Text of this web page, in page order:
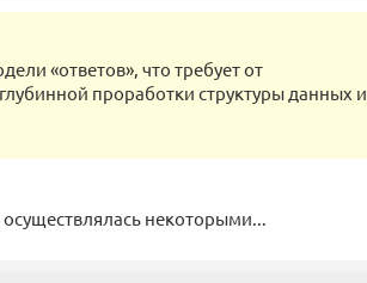
«ответов», что требует от
проработки структуры данных и
некоторыми...